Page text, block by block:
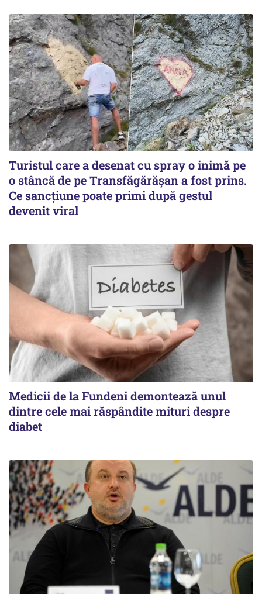
Turistul care a desenat cu spray o inimă pe
o stâncă de pe Transfăgărășan a fost prins.
Ce sancțiune poate primi după gestul
devenit viral
Medicii de la Fundeni demontează unul
dintre cele mai răspândite mituri despre
diabet